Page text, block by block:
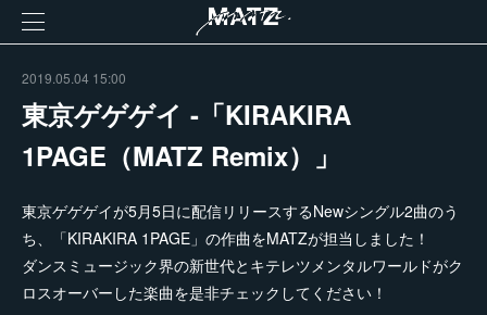
2019.05.04 15:00
東京ゲゲゲイ -「KIRAKIRA
1PAGE（MATZ Remix）」
東京ゲゲゲイが5月5日に配信リリースするNewシングル2曲のう
ち、「KIRAKIRA 1PAGE」の作曲をMATZが担当しました！
ダンスミュージック界の新世代とキテレツメンタルワールドがク
ロスオーバーした楽曲を是非チェックしてください！